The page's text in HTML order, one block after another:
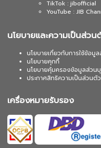
TikTok : jibofficial
YouTube : JIB
นโยบายและความเป็นส่วน
นโยบายเกี่ยวกับการใช้ข้อมู
นโยบายคุกกี้
นโยบายคุ้มครองข้อมูลส่วน
ประกาศสิทธิความเป็นส่วนตั
เครื่องหมายรับรอง